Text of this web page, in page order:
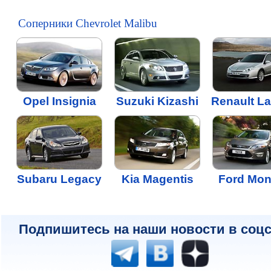
Соперники Chevrolet Malibu
Opel Insignia Suzuki Kizashi Renault
Subaru Legacy Kia Magentis Ford
Подпишитесь на наши новости в